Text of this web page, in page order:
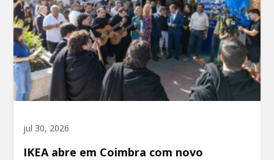
jul 30, 2026
IKEA abre em Coimbra com novo